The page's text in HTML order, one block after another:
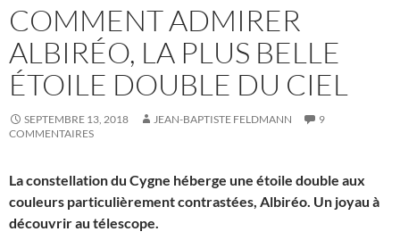
COMMENT ADMIRER
ALBIRÉO, LA PLUS BELLE
ÉTOILE DOUBLE DU CIEL
SEPTEMBRE 13, 2018 JEAN-BAPTISTE FELDMANN
9
COMMENTAIRES
La constellation du Cygne héberge une étoile double aux
couleurs particulièrement contrastées, Albiréo. Un joyau à
découvrir au télescope.